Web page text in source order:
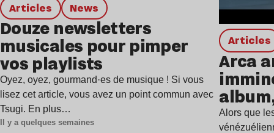
Articles news
Douze newsletters
musicales pour pimper
vos playlists
Oyez, oyez, gourmand·es de musique ! Si vous
lisez cet article, vous avez un point commun avec
Tsugi. En plus…
Il y a quelques semaines
Articles
Arca
Alors que